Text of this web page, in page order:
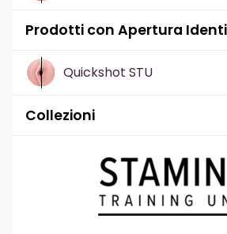
Prodotti con Apertura
Quickshot STU
Collezioni